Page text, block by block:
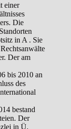
einer
Die
in A . Sie
Der am
bis 2010 an
des
bestand
Der
in Ü.